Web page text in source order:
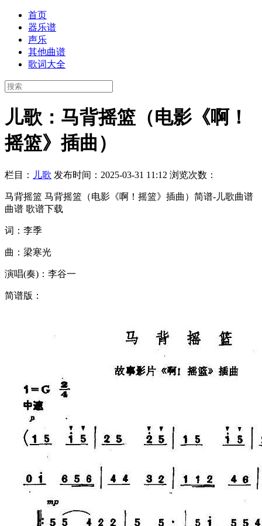
首页
器乐谱
声乐
其他曲谱
歌词大全
儿歌：马背摇篮（电影《啊！
摇篮》插曲）
栏目： 儿歌 发布时间：2025-03-31 11:12 浏览次数：
马背摇篮 马背摇篮（电影《啊！摇篮》插曲）简谱-儿歌曲谱
曲谱 歌谱下载
词：李季
曲：梁寒光
演唱(奏)：李谷一
简谱版：